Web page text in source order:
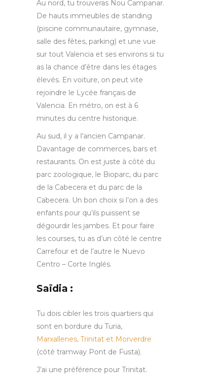
Au nord, tu trouveras Nou Campanar.
De hauts immeubles de standing
(piscine communautaire, gymnase,
salle des fêtes, parking) et une vue
sur tout Valencia et ses environs si tu
as la chance d’être dans les étages
élevés. En voiture, on peut vite
rejoindre le Lycée français de
Valencia. En métro, on est à 6
minutes du centre historique.
Au sud, il y a l’ancien Campanar.
Davantage de commerces, bars et
restaurants. On est juste à côté du
parc zoologique, le Bioparc, du parc
de la Cabecera et du parc de la
Cabecera. Un bon choix si l’on a des
enfants pour qu’ils puissent se
dégourdir les jambes. Et pour faire
les courses, tu as d’un côté le centre
Carrefour et de l’autre le Nuevo
Centro – Corte Inglés.
Saïdia :
Tu dois cibler les trois quartiers qui
sont en bordure du Turia,
Marxallenes, Trinitat et Morverdre
(côté tramway Pont de Fusta).
J’ai une préférence pour Trinitat.